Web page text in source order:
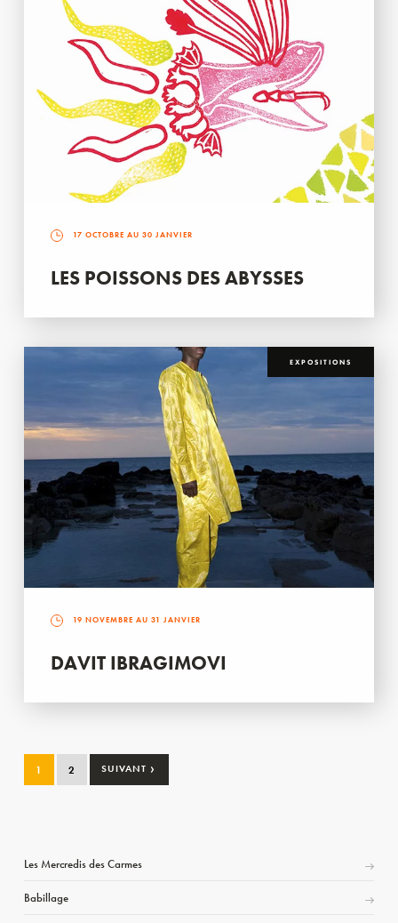
17 OCTOBRE AU 30 JANVIER
LES POISSONS DES ABYSSES
EXPOSITIONS
19 NOVEMBRE AU 31 JANVIER
DAVIT IBRAGIMOVI
1 2 SUIVANT ›
Les Mercredis des Carmes
Babillage